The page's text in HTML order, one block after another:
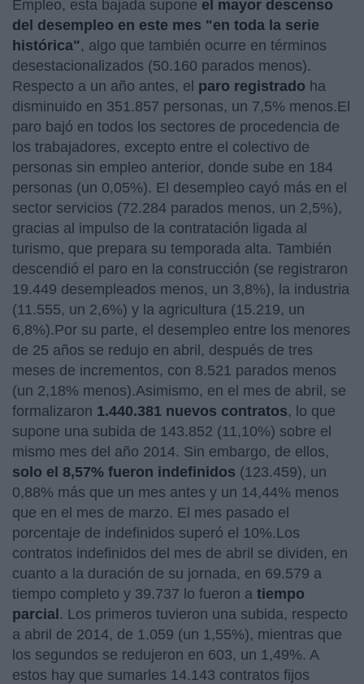
Empleo, esta bajada supone el mayor descenso
del desempleo en este mes "en toda la serie
histórica" , algo que también ocurre en términos
desestacionalizados (50.160 parados menos).
Respecto a un año antes, el paro registrado ha
disminuido en 351.857 personas, un 7,5% menos.El
paro bajó en todos los sectores de procedencia de
los trabajadores, excepto entre el colectivo de
personas sin empleo anterior, donde sube en 184
personas (un 0,05%). El desempleo cayó más en el
sector servicios (72.284 parados menos, un 2,5%),
gracias al impulso de la contratación ligada al
turismo, que prepara su temporada alta. También
descendió el paro en la construcción (se registraron
19.449 desempleados menos, un 3,8%), la industria
(11.555, un 2,6%) y la agricultura (15.219, un
6,8%).Por su parte, el desempleo entre los menores
de 25 años se redujo en abril, después de tres
meses de incrementos, con 8.521 parados menos
(un 2,18% menos).Asimismo, en el mes de abril, se
formalizaron 1.440.381 nuevos contratos, lo que
supone una subida de 143.852 (11,10%) sobre el
mismo mes del año 2014. Sin embargo, de ellos,
solo el 8,57% fueron indefinidos (123.459), un
0,88% más que un mes antes y un 14,44% menos
que en el mes de marzo. El mes pasado el
porcentaje de indefinidos superó el 10%.Los
contratos indefinidos del mes de abril se dividen, en
cuanto a la duración de su jornada, en 69.579 a
tiempo completo y 39.737 lo fueron a tiempo
parcial . Los primeros tuvieron una subida, respecto
a abril de 2014, de 1.059 (un 1,55%), mientras que
los segundos se redujeron en 603, un 1,49%. A
estos hay que sumarles 14.143 contratos fijos